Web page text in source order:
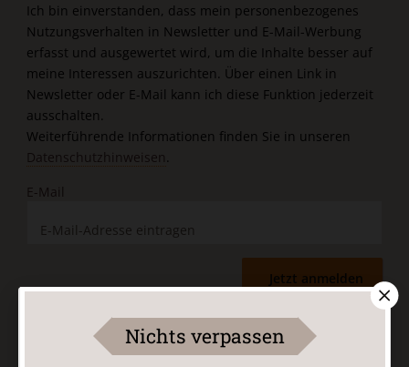
Ich bin einverstanden, dass mein personenbezogenes
Nutzungsverhalten in Newsletter und E-Mail-Werbung
erfasst und ausgewertet wird, um die Inhalte besser auf
meine Interessen auszurichten. Über einen Link in
Newsletter oder E-Mail kann ich diese Funktion jederzeit
ausschalten.
Weiterführende Informationen finden Sie in unseren
Datenschutzhinweisen
E-Mail
Jetzt anmelden
Nichts verpassen